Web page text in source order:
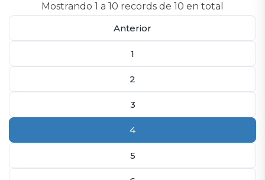
Mostrando 1 a 10 records de 10 en total
Anterior
1
2
3
4
5